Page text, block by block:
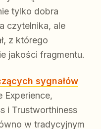
tylko dobra
czytelnika, ale
z którego
jakości fragmentu.
sygnałów
Experience,
i Trustworthiness
w tradycyjnym